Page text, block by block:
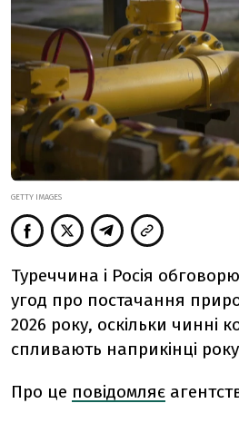
GETTY IMAGES
Туреччина і Росія
угод про постачання
2026 року, оскільки чинні
спливають наприкінці
Про це повідомляє